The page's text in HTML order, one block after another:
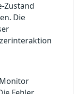
Zustand
Die